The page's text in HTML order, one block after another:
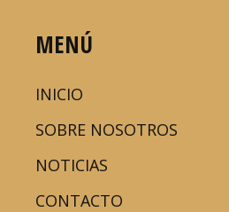
MENÚ
INICIO
SOBRE NOSOTROS
NOTICIAS
CONTACTO